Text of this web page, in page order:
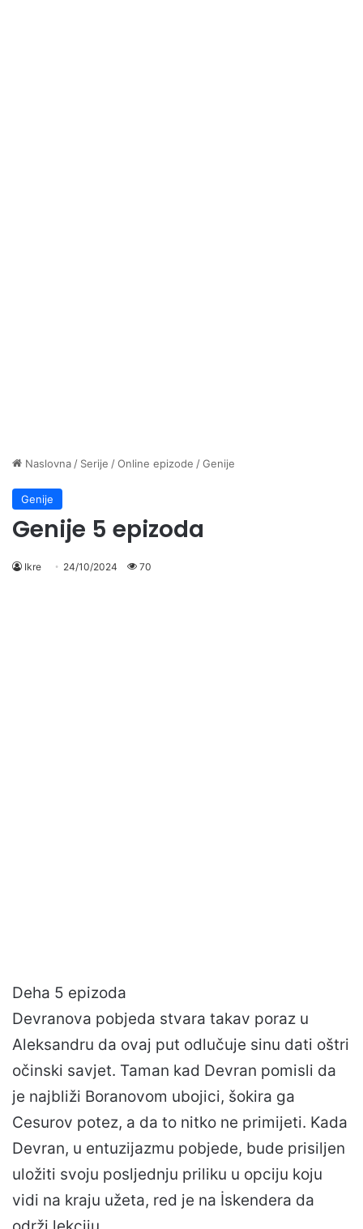
Naslovna / Serije /Online epizode /Genije
Genije
Genije 5 epizoda
Ikre 24/10/2024 70
Deha 5 epizoda
Devranova pobjeda stvara takav poraz u
Aleksandru da ovaj put odlučuje sinu dati oštri
očinski savjet. Taman kad Devran pomisli da
je najbliži Boranovom ubojici, šokira ga
Cesurov potez, a da to nitko ne primijeti. Kada
Devran, u entuzijazmu pobjede, bude prisiljen
uložiti svoju posljednju priliku u opciju koju
vidi na kraju užeta, red je na İskendera da